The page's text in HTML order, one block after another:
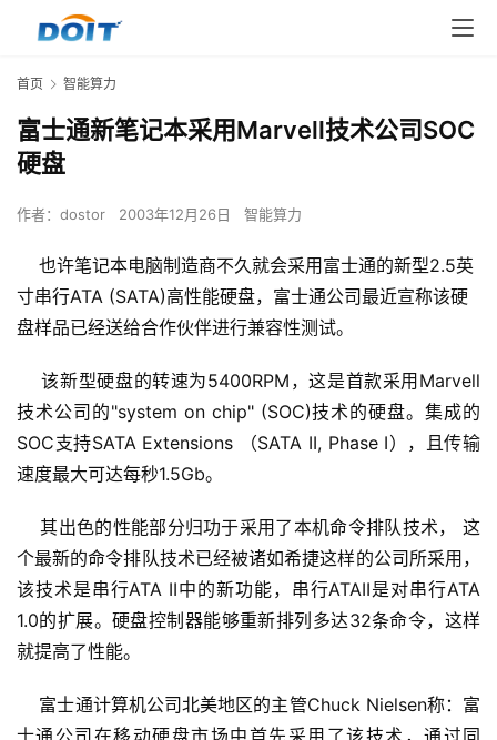
首页 智能算力
富士通新笔记本采用Marvell技术公司SOC
硬盘
作者： dostor 2003年12月26日 智能算力
也许笔记本电脑制造商不久就会采用富士通的新型2.5英
寸串行ATA (SATA)高性能硬盘，富士通公司最近宣称该硬
盘样品已经送给合作伙伴进行兼容性测试。
该新型硬盘的转速为5400RPM，这是首款采用Marvell
技术公司的"system on chip" (SOC)技术的硬盘。集成的
SOC支持SATA Extensions （SATA II, Phase I），且传输
速度最大可达每秒1.5Gb。
其出色的性能部分归功于采用了本机命令排队技术， 这
个最新的命令排队技术已经被诸如希捷这样的公司所采用，
该技术是串行ATA II中的新功能，串行ATAII是对串行ATA
1.0的扩展。硬盘控制器能够重新排列多达32条命令，这样
就提高了性能。
富士通计算机公司北美地区的主管Chuck Nielsen称：富